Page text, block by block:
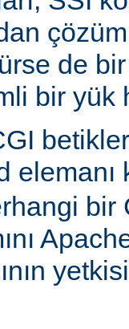
de
bir yük
elemanı